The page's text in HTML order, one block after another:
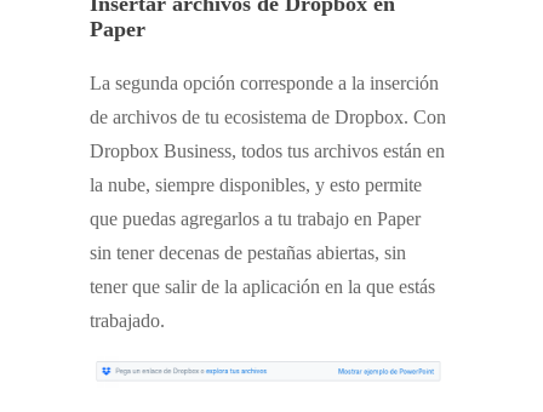
Paper
La segunda opción corresponde a la inserción
de archivos de tu ecosistema de Dropbox. Con
Dropbox Business, todos tus archivos están en
la nube, siempre disponibles, y esto permite
que puedas agregarlos a tu trabajo en Paper
sin tener decenas de pestañas abiertas, sin
tener que salir de la aplicación en la que estás
trabajado.